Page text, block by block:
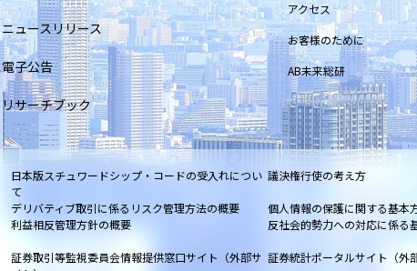
ニュースリリース
電子公告
リサーチブック
アクセス
お客様のために
AB未来総研
日本版スチュワードシップ・コードの受入れについ
て
議決権行使の考え方
デリバティブ取引に係るリスク管理方法の概要 個人情報の保護に関する基本
利益相反管理方針の概要 反社会的勢力への対応に係る
証券取引等監視委員会情報提供窓口サイト（外部サ 証券統計ポータルサイト（外